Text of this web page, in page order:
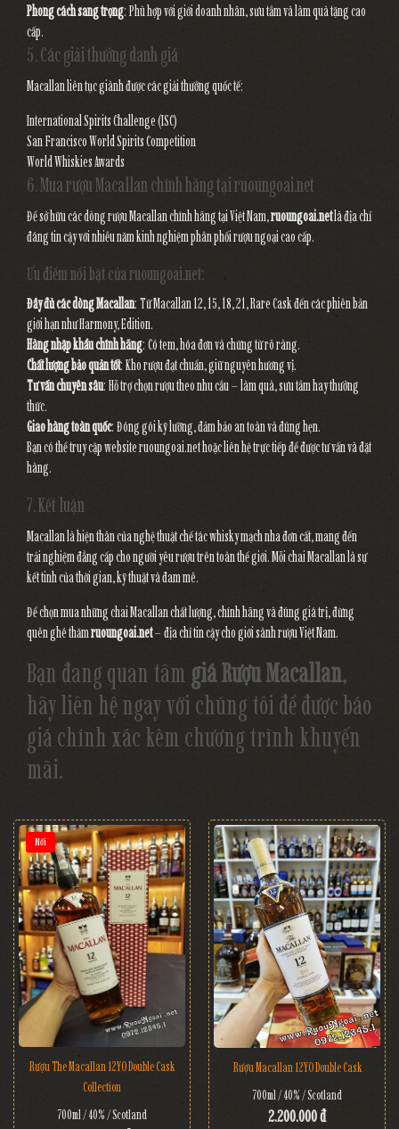
Phong cách sang trọng: Phù hợp với giới doanh nhân, sưu tầm và làm quà tặng cao
cấp.
5. Các giải thưởng danh giá
Macallan liên tục giành được các giải thưởng quốc tế:
International Spirits Challenge (ISC)
San Francisco World Spirits Competition
World Whiskies Awards
6. Mua rượu Macallan chính hãng tại ruoungoai.net
Để sở hữu các dòng rượu Macallan chính hãng tại Việt Nam,ruoungoai.netlà địa chỉ
đáng tin cậy với nhiều năm kinh nghiệm phân phối rượu ngoại cao cấp.
Ưu điểm nổi bật của ruoungoai.net:
Đầy đủ các dòng Macallan: Từ Macallan 12, 15, 18, 21, Rare Cask đến các phiên bản
giới hạn như Harmony, Edition.
Hàng nhập khẩu chính hãng: Có tem, hóa đơn và chứng từ rõ ràng.
Chất lượng bảo quản tốt: Kho rượu đạt chuẩn, giữ nguyên hương vị.
Tư vấn chuyên sâu: Hỗ trợ chọn rượu theo nhu cầu – làm quà, sưu tầm hay thưởng
thức.
Giao hàng toàn quốc: Đóng gói kỹ lưỡng, đảm bảo an toàn và đúng hẹn.
Bạn có thể truy cập websiteruoungoai.nethoặc liên hệ trực tiếp để được tư vấn và đặt
hàng.
7. Kết luận
Macallan là hiện thân của nghệ thuật chế tác whisky mạch nha đơn cất, mang đến
trải nghiệm đẳng cấp cho người yêu rượu trên toàn thế giới. Mỗi chai Macallan là sự
kết tinh của thời gian, kỹ thuật và đam mê.
Để chọn mua những chai Macallan chất lượng, chính hãng và đúng giá trị, đừng
quên ghé thămruoungoai.net– địa chỉ tin cậy cho giới sành rượu Việt Nam.
Bạn đang quan tâm giá Rượu Macallan,
hãy liên hệ ngay với chúng tôi để được báo
giá chính xác kèm chương trình khuyến
mãi.
Mới
Rượu The Macallan 12YO Double Cask
Collection
700ml / 40% / Scotland
Rượu Macallan 12YO Double Cask
700ml / 40% / Scotland
2.200.000 đ